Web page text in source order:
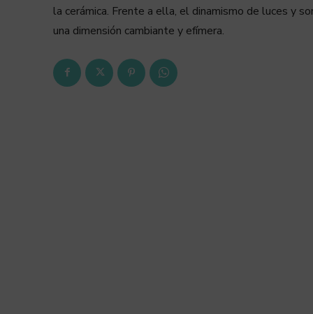
la cerámica. Frente a ella, el dinamismo de luces y
una dimensión cambiante y efímera.